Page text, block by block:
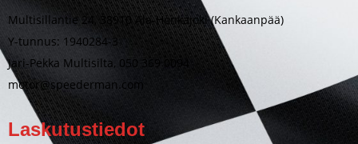
Multisillantie 24, 38910 Ala-Honkajoki (Kankaanpää)
Y-tunnus: 1940284-3
Jari-Pekka Multisilta, 050 369 0094
motor@speederman.com
Laskutustiedot